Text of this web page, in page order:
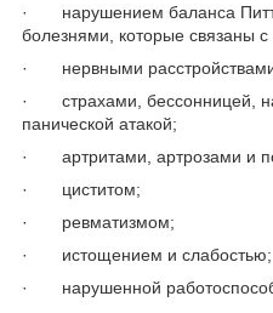
· нарушением баланса
болезнями, которые связаны
· нервными
· страхами, бессонницей,
панической атакой;
· артритами, артрозами и
· циститом;
· ревматизмом;
· истощением и слабостью;
· нарушенной